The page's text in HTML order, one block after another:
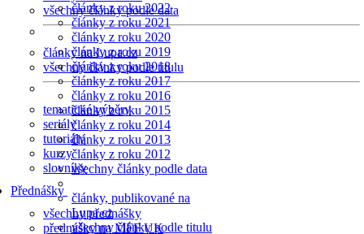
všechny články podle data
články na Lupa.cz
všechny články podle titulu
tematické výběry
seriály
tutoriály
kurzy
slovníky
Přednášky
všechny přednášky
přednášky na MFF UK
články z roku 2022
články z roku 2021
články z roku 2020
články z roku 2019
články z roku 2018
články z roku 2017
články z roku 2016
články z roku 2015
články z roku 2014
články z roku 2013
články z roku 2012
všechny články podle data
články, publikované na
Lupa.cz
všechny články podle titulu